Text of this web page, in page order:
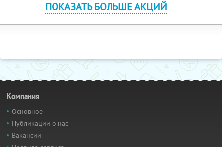
ПОКАЗАТЬ БОЛЬШЕ АКЦИЙ
Компания
Основное
Публикации о нас
Вакансии